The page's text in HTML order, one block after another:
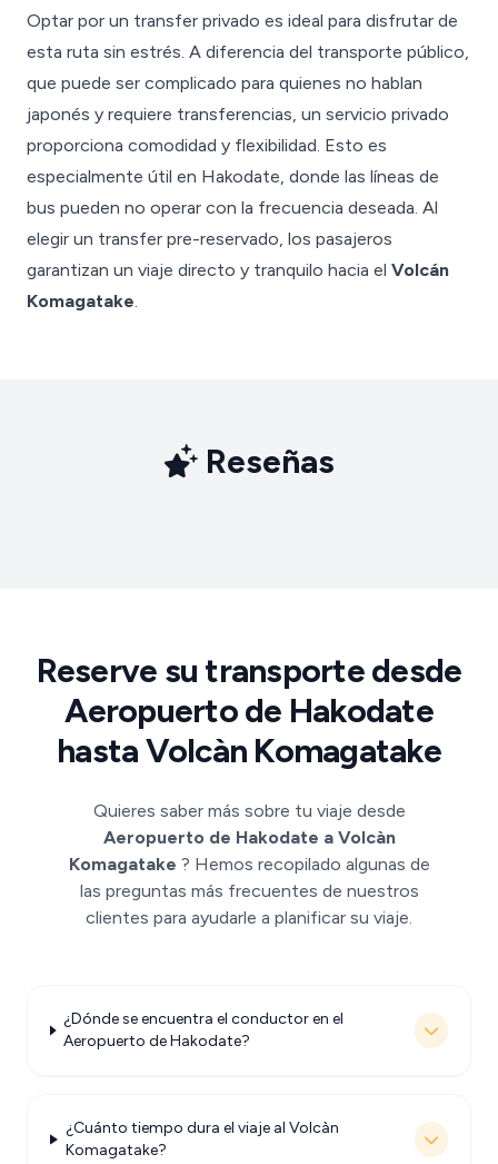
Optar por un transfer privado es ideal para disfrutar de
esta ruta sin estrés. A diferencia del transporte público,
que puede ser complicado para quienes no hablan
japonés y requiere transferencias, un servicio privado
proporciona comodidad y flexibilidad. Esto es
especialmente útil en Hakodate, donde las líneas de
bus pueden no operar con la frecuencia deseada. Al
elegir un transfer pre-reservado, los pasajeros
garantizan un viaje directo y tranquilo hacia el Volcán
Komagatake.
Reseñas
Reserve su transporte desde
Aeropuerto de Hakodate
hasta Volcàn Komagatake
Quieres saber más sobre tu viaje desde
Aeropuerto de Hakodate a Volcàn
Komagatake ? Hemos recopilado algunas de
las preguntas más frecuentes de nuestros
clientes para ayudarle a planificar su viaje.
¿Dónde se encuentra el conductor en el
Aeropuerto de Hakodate?
¿Cuánto tiempo dura el viaje al Volcàn
Komagatake?